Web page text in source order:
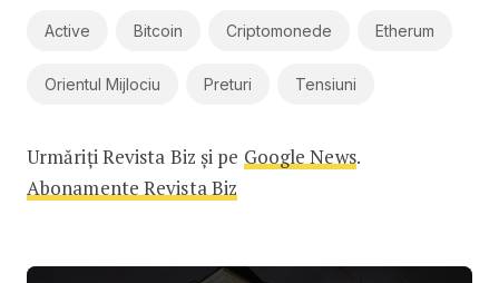
Active Bitcoin Criptomonede Etherum
Orientul Mijlociu Preturi Tensiuni
Urmăriți Revista Biz și pe Google News.
Abonamente Revista Biz